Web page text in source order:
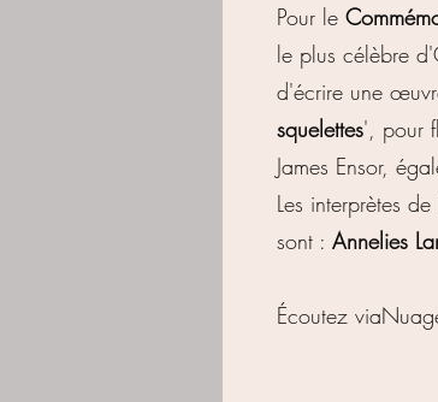
Pour le
le plus célèbre
d'écrire une
squelettes', pour
James Ensor,
Les interprètes
sont : Annelies
Écoutez via